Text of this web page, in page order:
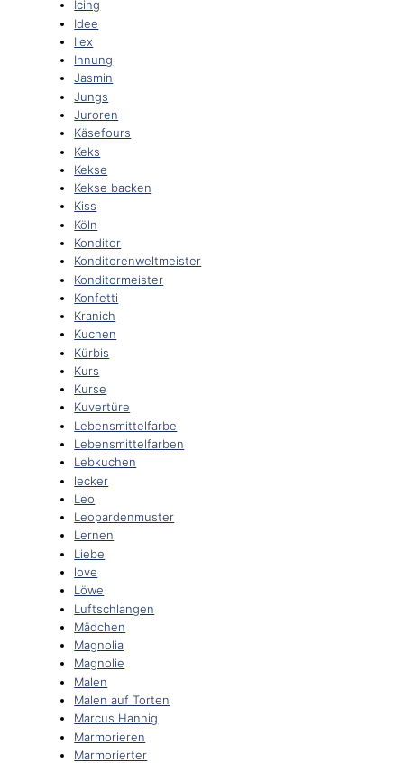
Icing
Idee
Ilex
Innung
Jasmin
Jungs
Juroren
Käsefours
Keks
Kekse
Kekse backen
Kiss
Köln
Konditor
Konditorenweltmeister
Konditormeister
Konfetti
Kranich
Kuchen
Kürbis
Kurs
Kurse
Kuvertüre
Lebensmittelfarbe
Lebensmittelfarben
Lebkuchen
lecker
Leo
Leopardenmuster
Lernen
Liebe
love
Löwe
Luftschlangen
Mädchen
Magnolia
Magnolie
Malen
Malen auf Torten
Marcus Hannig
Marmorieren
Marmorierter